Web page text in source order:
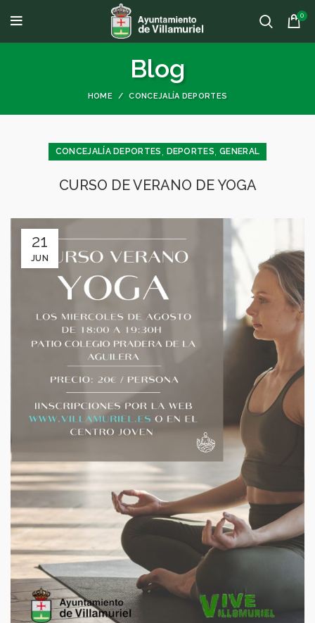
0
Blog
HOME CONCEJALÍA DEPORTES
CONCEJALÍA DEPORTES DEPORTES GENERAL
CURSO DE VERANO DE YOGA
21
JUN